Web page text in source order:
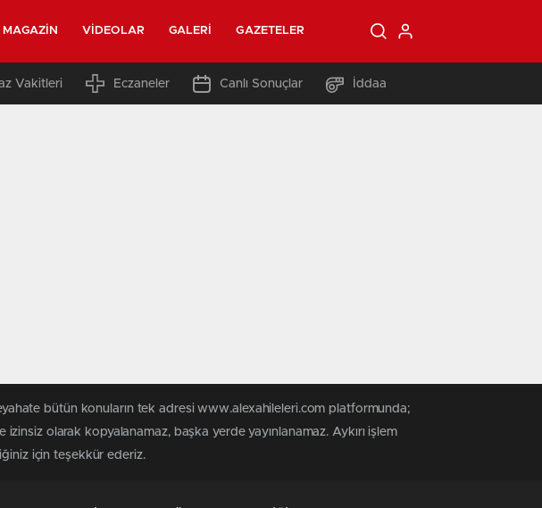
MAGAZIN VIDEOLAR GALERI GAZETELER
Vakitleri Eczaneler Canlı Sonuçlar İddaa
bütün konuların tek adresi www.alexahileleri.com platformunda;
olarak kopyalanamaz, başka yerde yayınlanamaz. Aykırı işlem
için teşekkür ederiz.